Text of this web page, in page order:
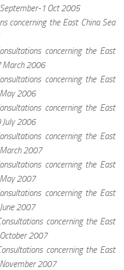
1 Oct 2005
concerning the East China Sea
concerning the East
March 2006
concerning the East
2006
concerning the East
July 2006
concerning the East
2007
concerning the East
2007
concerning the East
2007
concerning the East
2007
concerning the East
2007